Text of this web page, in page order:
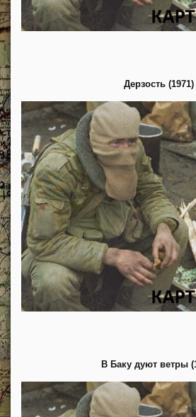
Дерзость (1971)
В Баку дуют ветры